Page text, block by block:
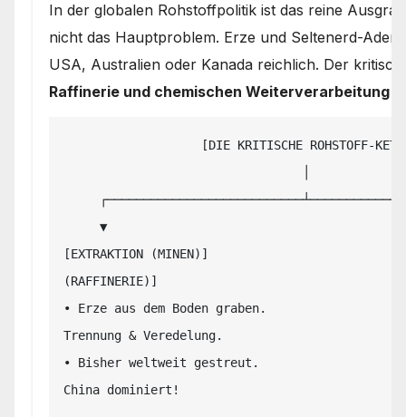
In der globalen Rohstoffpolitik ist das reine
nicht das Hauptproblem. Erze und Seltenerd-
USA, Australien oder Kanada reichlich. Der
Raffinerie und chemischen Weiterverarbeitung (
[EXTRAKTION (MINEN)]
(RAFFINERIE)]
• Erze aus dem Boden graben.
Trennung & Veredelung.
• Bisher weltweit gestreut.